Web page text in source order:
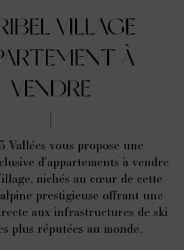
VILLAGE
À
VENDRE
Vallées vous propose une
d’appartements à vendre
nichés au cœur de cette
prestigieuse offrant une
aux infrastructures de ski
plus réputées au monde.